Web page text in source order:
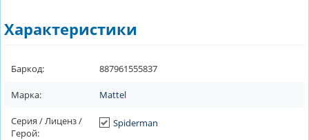
Характеристики
Баркод: 887961555837
Марка: Mattel
Серия / Лиценз /
Герой:
Spiderman